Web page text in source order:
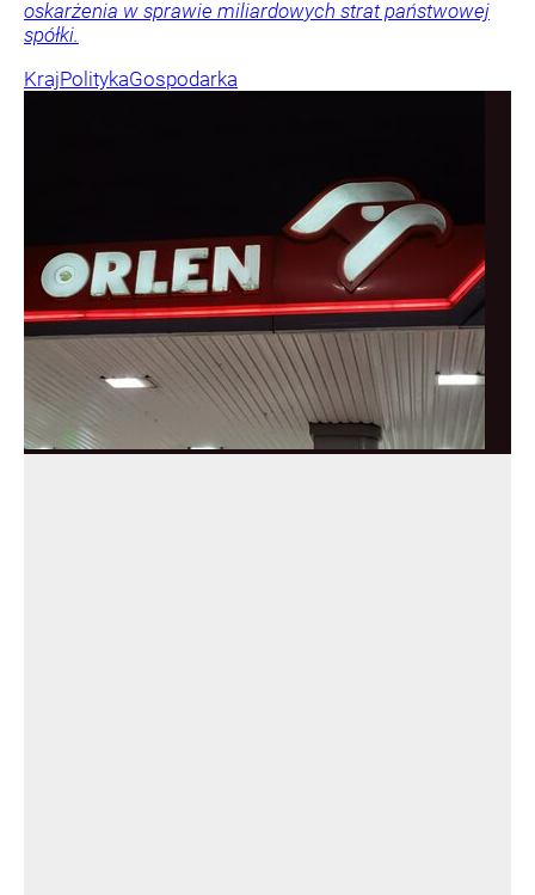
oskarżenia w sprawie miliardowych strat państwowej
spółki.
KrajPolitykaGospodarka